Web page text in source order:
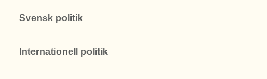
Svensk politik
Internationell politik